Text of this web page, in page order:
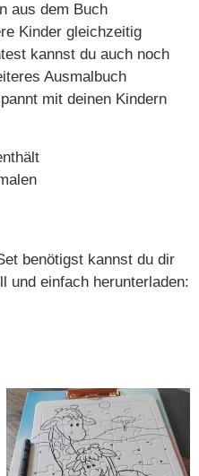
aus dem Buch
Kinder gleichzeitig
kannst du auch noch
Ausmalbuch
mit deinen Kindern
benötigst kannst du dir
und einfach herunterladen: